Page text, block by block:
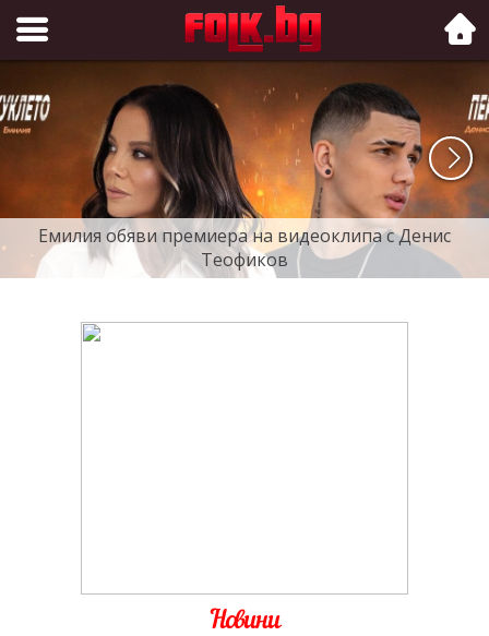
Folk.bg
Емилия обяви премиера на видеоклипа с Денис
Теофиков
Новини